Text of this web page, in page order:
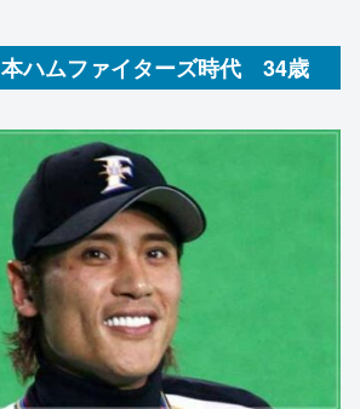
ハムファイターズ時代 34歳